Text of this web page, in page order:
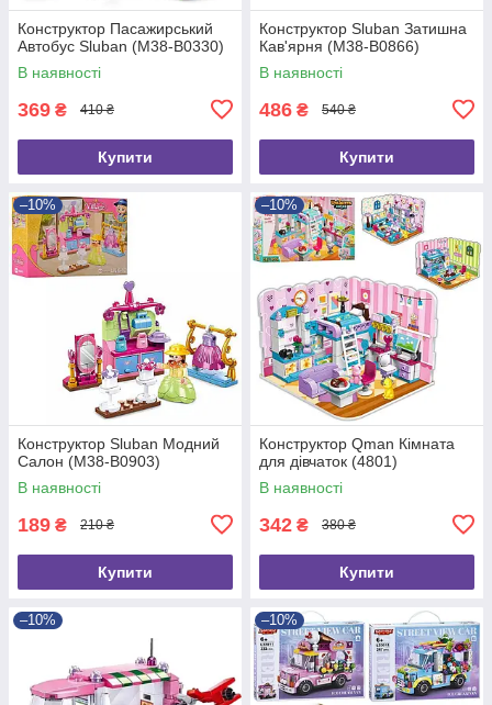
Конструктор Пасажирський
Автобус Sluban (M38-B0330)
В наявності
369 ₴ 410 ₴
Купити
Конструктор Sluban Затишна
Кав'ярня (M38-B0866)
В наявності
486 ₴ 540 ₴
Купити
–10%
Конструктор Sluban Модний
Салон (M38-B0903)
В наявності
189 ₴ 210 ₴
Купити
–10%
Конструктор Qman Кімната
для дівчаток (4801)
В наявності
342 ₴ 380 ₴
Купити
–10% –10%